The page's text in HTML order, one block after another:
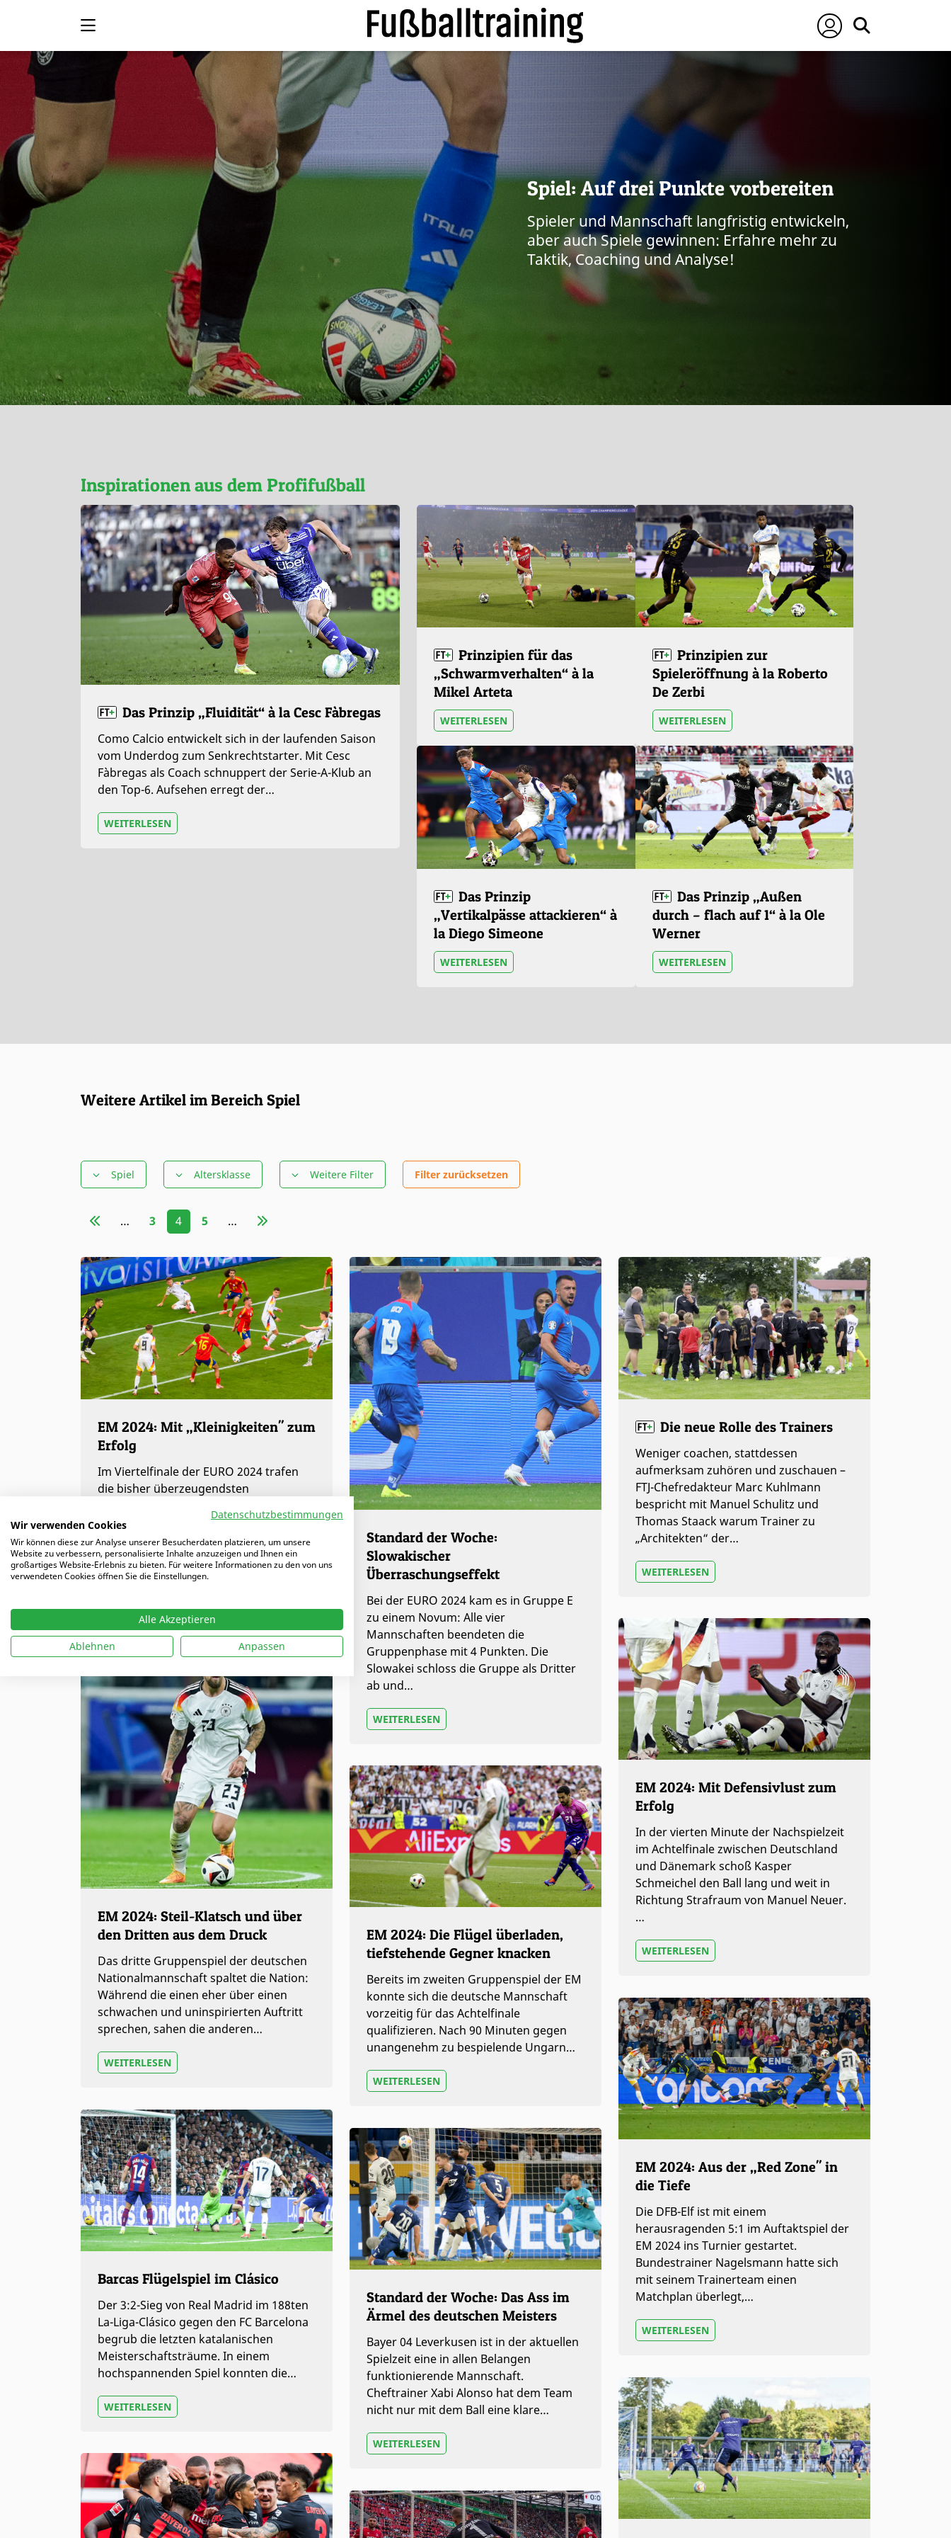
Spiel: Auf drei Punkte vorbereiten
Spieler und Mannschaft langfristig entwickeln,
aber auch Spiele gewinnen: Erfahre mehr zu
Taktik, Coaching und Analyse!
Inspirationen aus dem Profifußball
Das Prinzip „Fluidität“ à la Cesc Fàbregas
Como Calcio entwickelt sich in der laufenden Saison
vom Underdog zum Senkrechtstarter. Mit Cesc
Fàbregas als Coach schnuppert der Serie-A-Klub an
den Top-6. Aufsehen erregt der…
WEITERLESEN
Prinzipien für das
„Schwarmverhalten“ à la
Mikel Arteta
WEITERLESEN
Spieleröffnung à la Roberto
De Zerbi
WEITERLESEN
Das Prinzip
„Vertikalpässe attackieren“ à
la Diego Simeone
WEITERLESEN
durch – flach auf 1“ à la Ole
Werner
WEITERLESEN
Weitere Artikel im Bereich Spiel
Spiel Altersklasse Weitere Filter Filter zurücksetzen
… 3 4 5 …
EM 2024: Mit „Kleinigkeiten" zum
Erfolg
Im Viertelfinale der EURO 2024 trafen
die bisher überzeugendsten
spannenden Spiel zwischen Spanien und
Deutschland stand es nach 120 Minuten
2:1.…
Standard der Woche:
Slowakischer
Überraschungseffekt
Bei der EURO 2024 kam es in Gruppe E
zu einem Novum: Alle vier
Mannschaften beendeten die
Gruppenphase mit 4 Punkten. Die
Slowakei schloss die Gruppe als Dritter
ab und…
WEITERLESEN
Die neue Rolle des Trainers
Weniger coachen, stattdessen
aufmerksam zuhören und zuschauen –
FTJ-Chefredakteur Marc Kuhlmann
bespricht mit Manuel Schulitz und
Thomas Staack warum Trainer zu
„Architekten“ der…
WEITERLESEN
EM 2024: Mit Defensivlust zum
Erfolg
In der vierten Minute der Nachspielzeit
im Achtelfinale zwischen Deutschland
und Dänemark schoß Kasper
Schmeichel den Ball lang und weit in
Richtung Strafraum von Manuel Neuer.
…
WEITERLESEN
EM 2024: Steil-Klatsch und über
den Dritten aus dem Druck
Das dritte Gruppenspiel der deutschen
Nationalmannschaft spaltet die Nation:
Während die einen eher über einen
schwachen und uninspirierten Auftritt
sprechen, sahen die anderen…
WEITERLESEN
EM 2024: Die Flügel überladen,
tiefstehende Gegner knacken
Bereits im zweiten Gruppenspiel der EM
konnte sich die deutsche Mannschaft
vorzeitig für das Achtelfinale
qualifizieren. Nach 90 Minuten gegen
unangenehm zu bespielende Ungarn…
WEITERLESEN
EM 2024: Aus der „Red Zone" in
die Tiefe
Die DFB-Elf ist mit einem
herausragenden 5:1 im Auftaktspiel der
EM 2024 ins Turnier gestartet.
Bundestrainer Nagelsmann hatte sich
mit seinem Trainerteam einen
Matchplan überlegt,…
WEITERLESEN
Barcas Flügelspiel im Clásico
Der 3:2-Sieg von Real Madrid im 188ten
La-Liga-Clásico gegen den FC Barcelona
begrub die letzten katalanischen
Meisterschaftsträume. In einem
hochspannenden Spiel konnten die…
WEITERLESEN
Standard der Woche: Das Ass im
Ärmel des deutschen Meisters
Bayer 04 Leverkusen ist in der aktuellen
Spielzeit eine in allen Belangen
funktionierende Mannschaft.
Cheftrainer Xabi Alonso hat dem Team
nicht nur mit dem Ball eine klare…
WEITERLESEN
Datenschutzbestimmungen
Wir verwenden Cookies
Wir können diese zur Analyse unserer Besucherdaten platzieren, um unsere
Website zu verbessern, personalisierte Inhalte anzuzeigen und Ihnen ein
großartiges Website-Erlebnis zu bieten. Für weitere Informationen zu den von uns
verwendeten Cookies öffnen Sie die Einstellungen.
Alle Akzeptieren
Ablehnen
Anpassen